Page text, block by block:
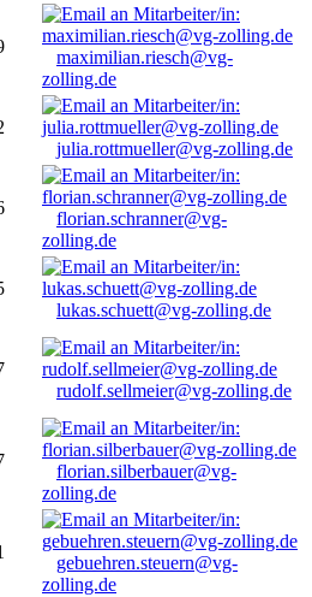
maximilian.riesch@vg-
zolling.de
julia.rottmueller@vg-zolling.de
florian.schranner@vg-
zolling.de
lukas.schuett@vg-zolling.de
rudolf.sellmeier@vg-zolling.de
florian.silberbauer@vg-
zolling.de
gebuehren.steuern@vg-
zolling.de